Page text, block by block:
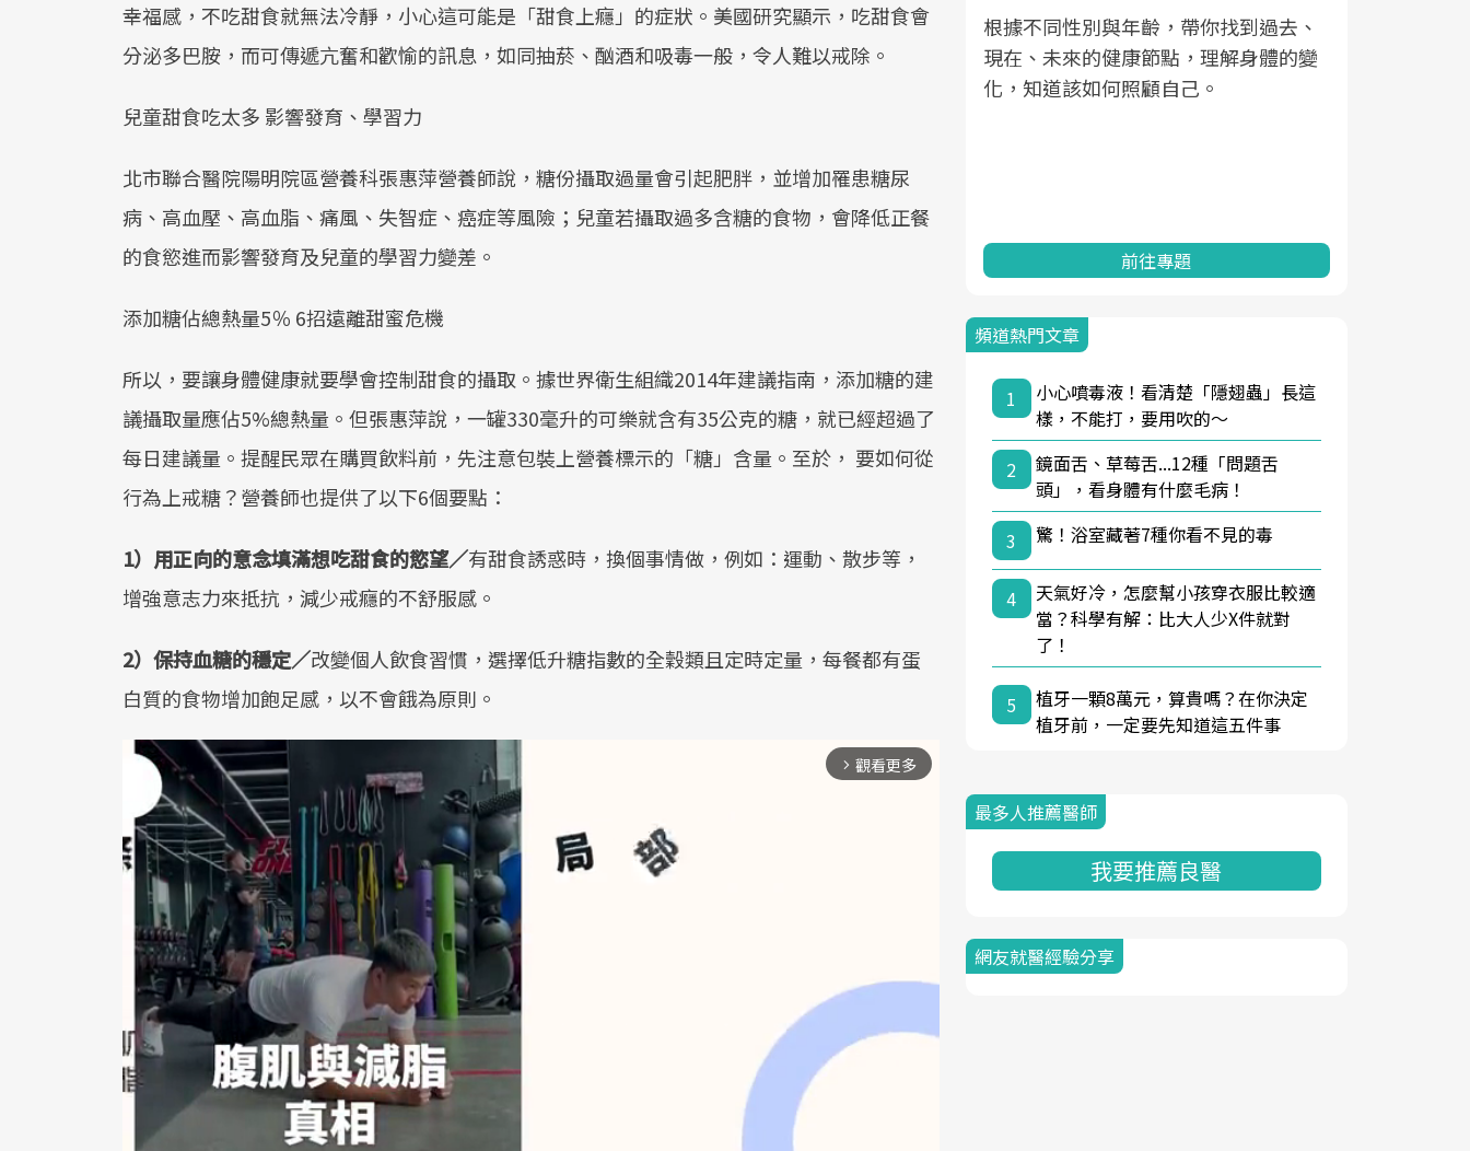
幸福感，不吃甜食就無法冷靜，小心這可能是「甜食上癮」的症狀。美國研究顯示，吃甜食會
分泌多巴胺，而可傳遞亢奮和歡愉的訊息，如同抽菸、酗酒和吸毒一般，令人難以戒除。
兒童甜食吃太多 影響發育、學習力
北市聯合醫院陽明院區營養科張惠萍營養師說，糖份攝取過量會引起肥胖，並增加罹患糖尿
病、高血壓、高血脂、痛風、失智症、癌症等風險；兒童若攝取過多含糖的食物，會降低正餐
的食慾進而影響發育及兒童的學習力變差。
添加糖佔總熱量5％ 6招遠離甜蜜危機
所以，要讓身體健康就要學會控制甜食的攝取。據世界衛生組織2014年建議指南，添加糖的建
議攝取量應佔5%總熱量。但張惠萍說，一罐330毫升的可樂就含有35公克的糖，就已經超過了
每日建議量。提醒民眾在購買飲料前，先注意包裝上營養標示的「糖」含量。至於， 要如何從
行為上戒糖？營養師也提供了以下6個要點：
1）用正向的意念填滿想吃甜食的慾望／有甜食誘惑時，換個事情做，例如：運動、散步等，
增強意志力來抵抗，減少戒癮的不舒服感。
2）保持血糖的穩定／改變個人飲食習慣，選擇低升糖指數的全穀類且定時定量，每餐都有蛋
白質的食物增加飽足感，以不會餓為原則。
arrow_forward_ios 觀看更多
面對超高齡社會的浪潮，台灣正在快速
邁向「健康照護」的新時代。隨著國家
療院所的服務，更是民眾了解自身健康
狀況、啟動健康管理的重要起點。
2025年，就到良醫生活祭體驗「一站式
健康新生活」，從講座、體驗到運動，
良醫健康網從「換季的身體變化」出
發，透過醫學觀點與日常感受的對話，
根據不同性別與年齡，帶你找到過去、
現在、未來的健康節點，理解身體的變
化，知道該如何照顧自己。
前往專題
頻道熱門文章
1
小心噴毒液！看清楚「隱翅蟲」長這
樣，不能打，要用吹的～
2
鏡面舌、草莓舌...12種「問題舌
頭」，看身體有什麼毛病！
3
驚！浴室藏著7種你看不見的毒
4
天氣好冷，怎麼幫小孩穿衣服比較適
當？科學有解：比大人少X件就對
了！
5
植牙一顆8萬元，算貴嗎？在你決定
植牙前，一定要先知道這五件事
最多人推薦醫師
我要推薦良醫
網友就醫經驗分享